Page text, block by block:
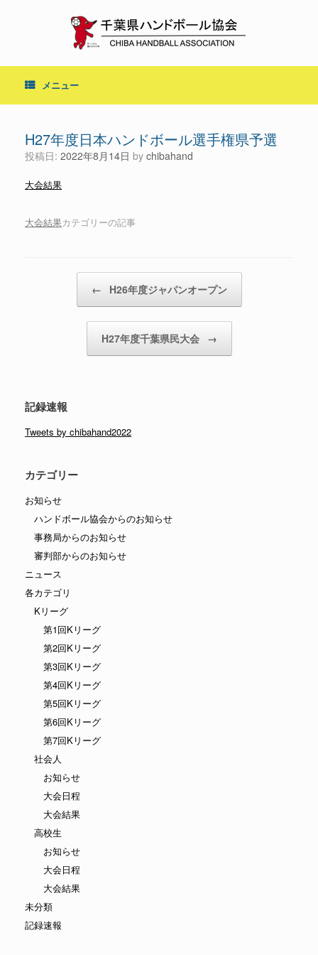
メニュー
H27年度日本ハンドボール選手権県予選
投稿日: 2022年8月14日 by chibahand
大会結果
大会結果カテゴリーの記事
← H26年度ジャパンオープン
H27年度千葉県民大会 →
記録速報
Tweets by chibahand2022
カテゴリー
お知らせ
ハンドボール協会からのお知らせ
事務局からのお知らせ
審判部からのお知らせ
ニュース
各カテゴリ
Kリーグ
第1回Kリーグ
第2回Kリーグ
第3回Kリーグ
第4回Kリーグ
第5回Kリーグ
第6回Kリーグ
第7回Kリーグ
社会人
お知らせ
大会日程
大会結果
高校生
お知らせ
大会日程
大会結果
未分類
記録速報